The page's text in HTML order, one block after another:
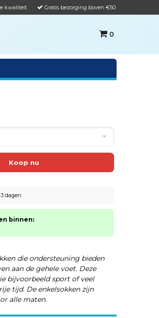
kwaliteit Gratis bezorging boven €50
0
dagen
binnen:
die ondersteuning bieden
aan de gehele voet. Deze
bijvoorbeeld sport of veel
tijd. De enkelsokken zijn
alle maten.